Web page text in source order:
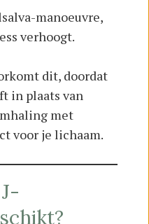
manoeuvre,
verhoogt.
dit, doordat
in plaats van
met
voor je lichaam.